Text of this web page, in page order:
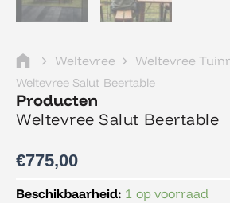
Weltevree Weltevree
Weltevree Salut Beertable
Producten
Weltevree Salut Beertable
€775,00
Beschikbaarheid: 1 op voorraad
Weltevree